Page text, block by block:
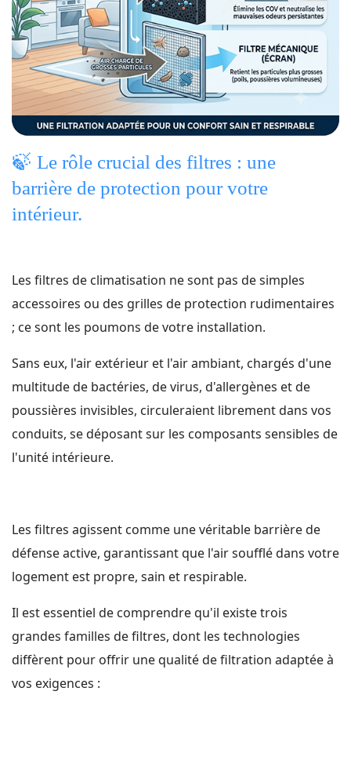
🍃 Le rôle crucial des filtres : une
barrière de protection pour votre
intérieur.
Les filtres de climatisation ne sont pas de simples
accessoires ou des grilles de protection rudimentaires
; ce sont les poumons de votre installation.
Sans eux, l'air extérieur et l'air ambiant, chargés d'une
multitude de bactéries, de virus, d'allergènes et de
poussières invisibles, circuleraient librement dans vos
conduits, se déposant sur les composants sensibles de
l'unité intérieure.
Les filtres agissent comme une véritable barrière de
défense active, garantissant que l'air soufflé dans votre
logement est propre, sain et respirable.
Il est essentiel de comprendre qu'il existe trois
grandes familles de filtres, dont les technologies
diffèrent pour offrir une qualité de filtration adaptée à
vos exigences :